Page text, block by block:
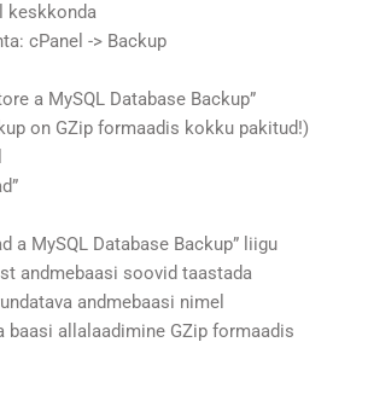
keskkonda
cPanel -> Backup
a MySQL Database Backup”
on GZip formaadis kokku pakitud!)
a MySQL Database Backup” liigu
andmebaasi soovid taastada
andmebaasi nimel
baasi allalaadimine GZip formaadis